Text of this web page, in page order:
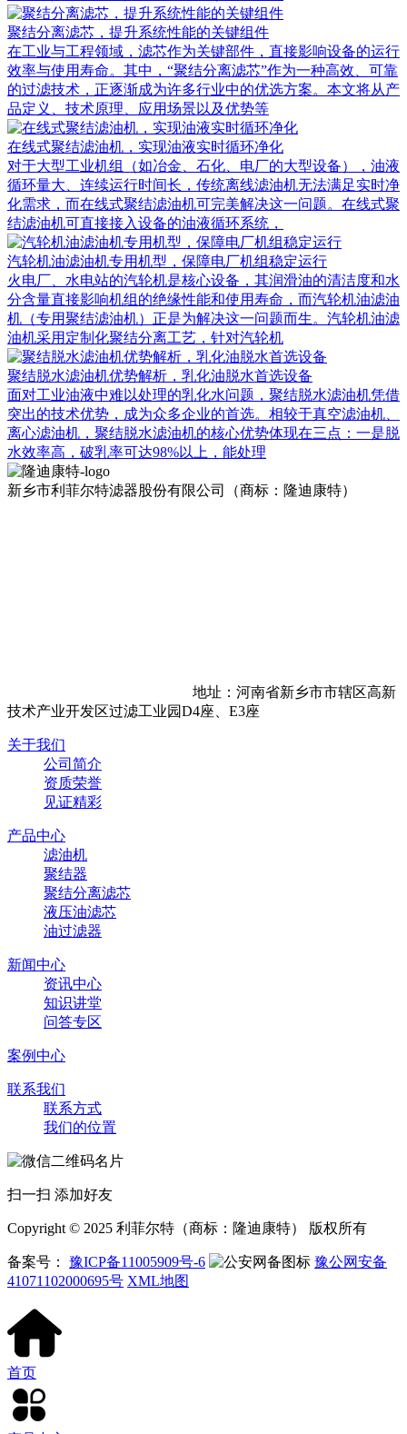
聚结分离滤芯，提升系统性能的关键组件
在工业与工程领域，滤芯作为关键部件，直接影响设备的运行
效率与使用寿命。其中，“聚结分离滤芯”作为一种高效、可靠
的过滤技术，正逐渐成为许多行业中的优选方案。本文将从产
品定义、技术原理、应用场景以及优势等
在线式聚结滤油机，实现油液实时循环净化
对于大型工业机组（如冶金、石化、电厂的大型设备），油液
循环量大、连续运行时间长，传统离线滤油机无法满足实时净
化需求，而在线式聚结滤油机可完美解决这一问题。在线式聚
结滤油机可直接接入设备的油液循环系统，
汽轮机油滤油机专用机型，保障电厂机组稳定运行
火电厂、水电站的汽轮机是核心设备，其润滑油的清洁度和水
分含量直接影响机组的绝缘性能和使用寿命，而汽轮机油滤油
机（专用聚结滤油机）正是为解决这一问题而生。汽轮机油滤
油机采用定制化聚结分离工艺，针对汽轮机
聚结脱水滤油机优势解析，乳化油脱水首选设备
面对工业油液中难以处理的乳化水问题，聚结脱水滤油机凭借
突出的技术优势，成为众多企业的首选。相较于真空滤油机、
离心滤油机，聚结脱水滤油机的核心优势体现在三点：一是脱
水效率高，破乳率可达98%以上，能处理
新乡市利菲尔特滤器股份有限公司（商标：隆迪康特）
地址：河南省新乡市市辖区高新
技术产业开发区过滤工业园D4座、E3座
关于我们
公司简介
资质荣誉
见证精彩
产品中心
滤油机
聚结器
聚结分离滤芯
液压油滤芯
油过滤器
新闻中心
资讯中心
知识讲堂
问答专区
案例中心
联系我们
联系方式
我们的位置
扫一扫 添加好友
Copyright © 2025 利菲尔特（商标：隆迪康特） 版权所有
备案号： 豫ICP备11005909号-6
豫公网安备
41071102000695号 XML地图
首页